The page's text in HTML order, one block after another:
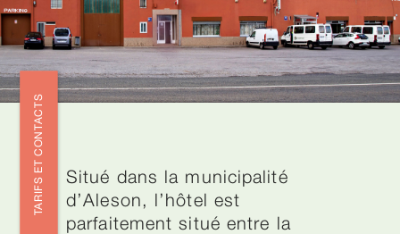
Situé dans la municipalité
d’Aleson, l’hôtel est
parfaitement situé entre la
TARIFS ET CONTACTS